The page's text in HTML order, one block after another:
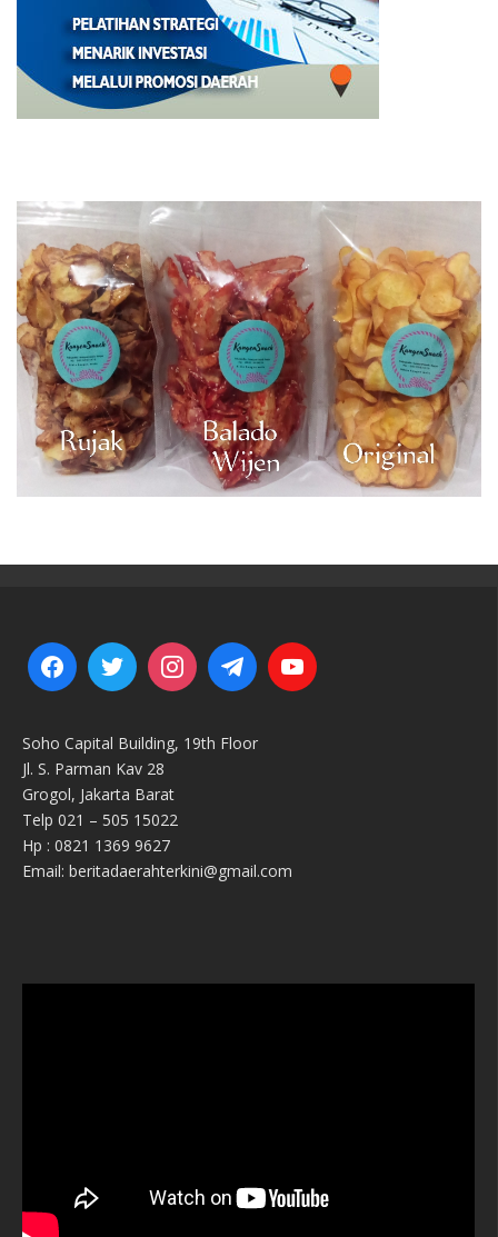
Soho Capital Building, 19th Floor
Jl. S. Parman Kav 28
Grogol, Jakarta Barat
Telp 021 – 505 15022
Hp : 0821 1369 9627
Email: beritadaerahterkini@gmail.com